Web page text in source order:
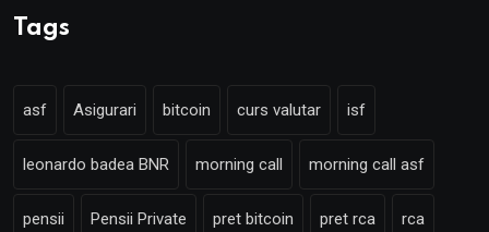
Tags
asf Asigurari bitcoin curs valutar isf
leonardo badea BNR morning call morning call asf
pensii Pensii Private pret bitcoin pret rca rca